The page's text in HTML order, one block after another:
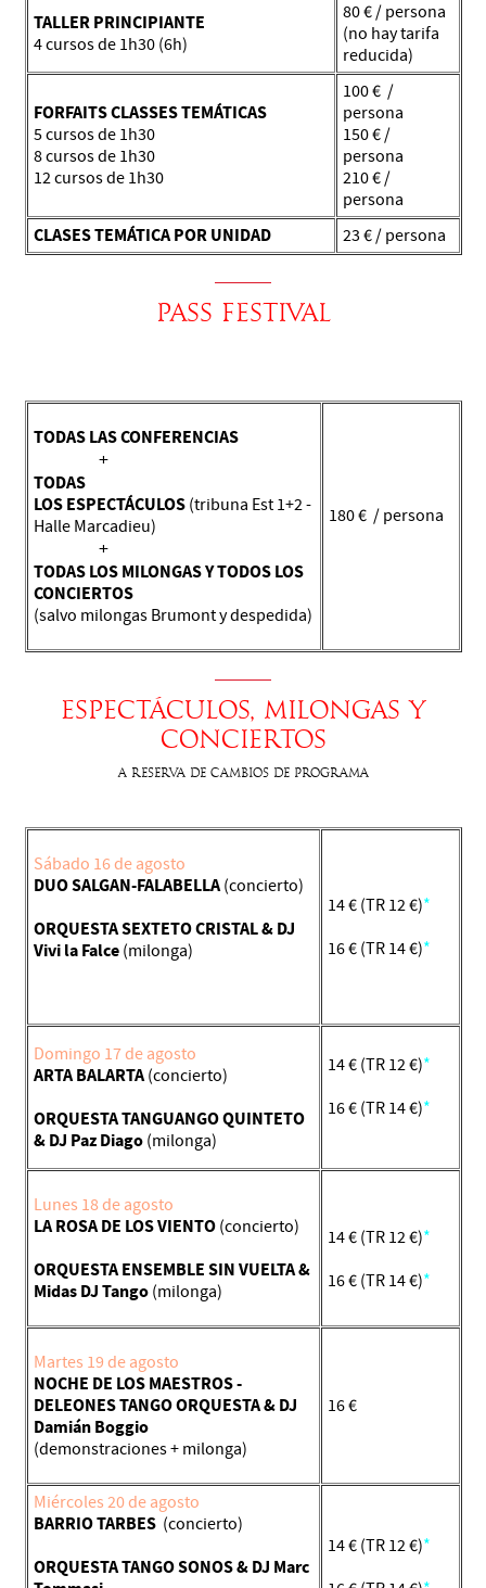
TALLER PRINCIPIANTE
4 cursos de 1h30 (6h)
80 € / persona
(no hay tarifa
reducida)
FORFAITS CLASSES TEMÁTICAS
5 cursos de 1h30
8 cursos de 1h30
12 cursos de 1h30
100 € /
persona
150 € /
persona
210 € /
persona
CLASES TEMÁTICA POR UNIDAD 23 € / persona
pass festival
TODAS LAS CONFERENCIAS
+
TODAS
LOS ESPECTÁCULOS (tribuna Est 1+2 -
Halle Marcadieu)
+
TODAS LOS MILONGAS Y TODOS LOS
CONCIERTOS
(salvo milongas Brumont y despedida)
180 € / persona
ESPECTáCULOS, milongas y
conciertos
A reserva de cambios de programa
Sábado 16 de agosto
DUO SALGAN-FALABELLA(concierto)
ORQUESTA SEXTETO CRISTAL & DJ
Vivi la Falce(milonga)
14 € (TR 12 €)*
16 € (TR 14 €)*
Domingo 17 de agosto
ARTA BALARTA(concierto)
ORQUESTA TANGUANGO QUINTETO
& DJ Paz Diago(milonga)
14 € (TR 12 €)*
16 € (TR 14 €)*
Lunes 18 de agosto
LA ROSA DE LOS VIENTO(concierto)
ORQUESTA ENSEMBLE SIN VUELTA &
Midas DJ Tango (milonga)
14 € (TR 12 €)*
16 € (TR 14 €)*
Martes 19 de agosto
NOCHE DE LOS MAESTROS -
DELEONES TANGO ORQUESTA & DJ
Damián Boggio
(demonstraciones + milonga)
16 €
Miércoles 20 de agosto
BARRIO TARBES (concierto)
ORQUESTA TANGO SONOS & DJ Marc
14 € (TR 12 €)*